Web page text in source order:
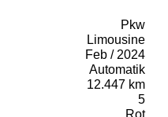
Pkw
Limousine
Feb / 2024
Automatik
12.447 km
5